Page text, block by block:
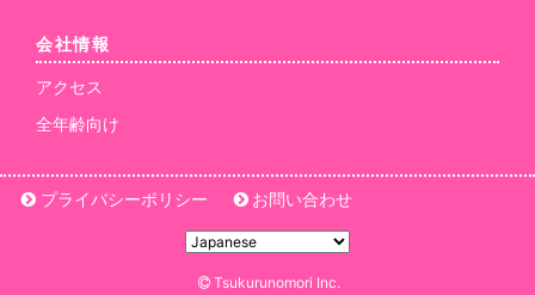
会社情報
アクセス
全年齢向け
プライバシーポリシー お問い合わせ
Tsukurunomori Inc.